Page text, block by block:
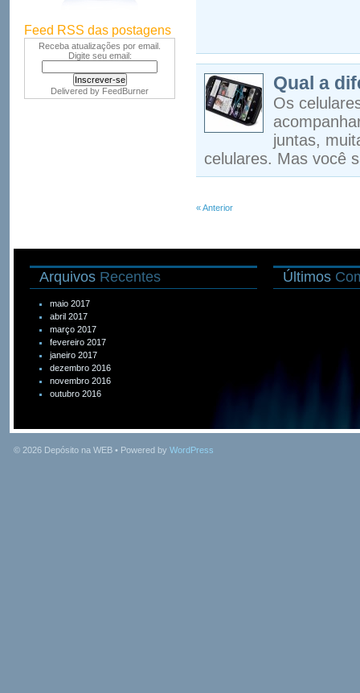
Feed RSS das postagens
Receba atualizações por email.
Digite seu email:
Delivered by FeedBurner Qual a
Os
juntas,
celulares. Mas você
« Anterior
Arquivos Recentes
maio 2017
abril 2017
março 2017
fevereiro 2017
janeiro 2017
dezembro 2016
novembro 2016
outubro 2016
Últimos
© 2026 Depósito na WEB • Powered by WordPress